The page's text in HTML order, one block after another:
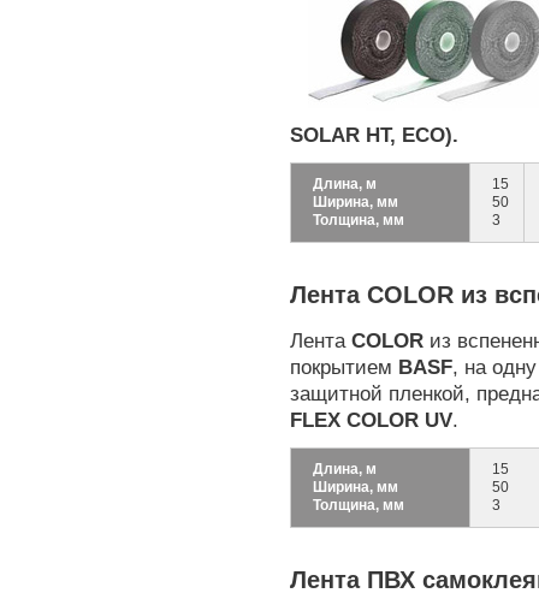
SOLAR HT, ECO).
Длина, м
Ширина, мм
Толщина, мм
15
50
3
Лента COLOR из
ЛентаCOLOR из
покрытием BASF, на
защитной пленкой,
FLEX COLOR UV.
Длина, м
Ширина, мм
Толщина, мм
15
50
3
Лента ПВХ